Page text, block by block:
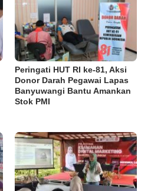
Peringati HUT RI ke-81, Aksi
Donor Darah Pegawai Lapas
Banyuwangi Bantu Amankan
Stok PMI